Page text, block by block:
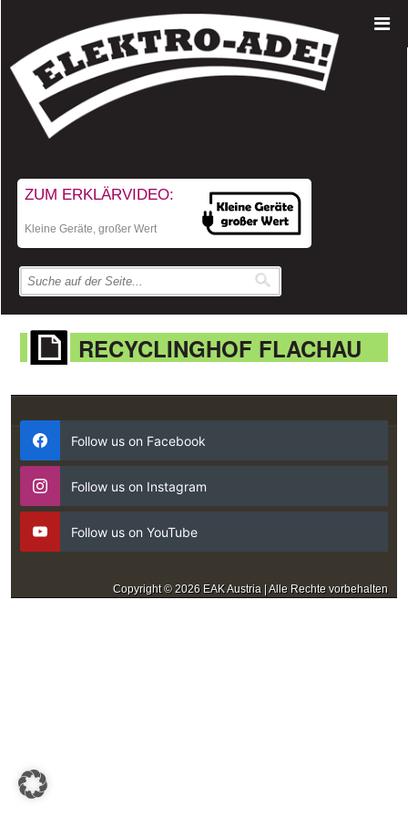
ZUM ERKLÄRVIDEO:
Kleine Geräte, großer Wert
RECYCLINGHOF FLACHAU
Follow us on Facebook
Follow us on Instagram
Follow us on YouTube
Copyright © 2026 EAK Austria | Alle Rechte vorbehalten